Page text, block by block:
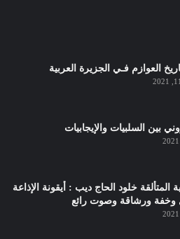
العوازم فـي الجزيرة العربية
بين السلبيات والإيجابيات
المتألقة خلود الحاج ديب : أيقونة الإذاعة
وخفة ورشاقة وصوت رائع